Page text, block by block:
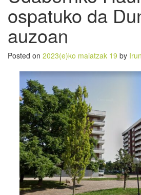
ospatuko da
auzoan
Posted on 2023(e)ko maiatzak 19 by